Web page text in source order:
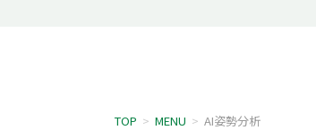
TOP > MENU > AI姿勢分析